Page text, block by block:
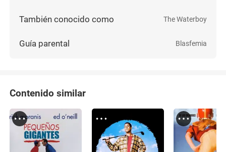
También conocido como The Waterboy
Guía parental Blasfemia
Contenido similar